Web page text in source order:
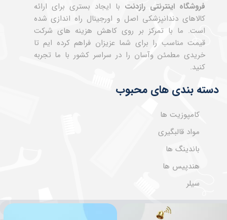
فروشگاه اینترنتی رازدنت با ایجاد بستری برای ارائه
کالاهای دندانپزشکی اصل و اورجینال راه اندازی شده
است. ما با تمرکز بر روی کاهش هزینه های شرکت
قیمت مناسب را برای شما عزیزان فراهم کرده ایم تا
خریدی مطمئن وآسان را در سراسر کشور با ما تجربه
کنید.
دسته بندی های محبوب
کامپوزیت ها
مواد قالبگیری
باندینگ ها
هندپیس ها
سیلر